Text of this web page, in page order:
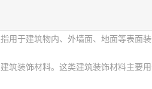
用于建筑物内、外墙面、地面等表面
筑装饰材料。这类建筑装饰材料主要